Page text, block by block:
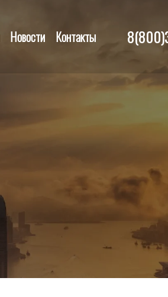
Новости Контакты